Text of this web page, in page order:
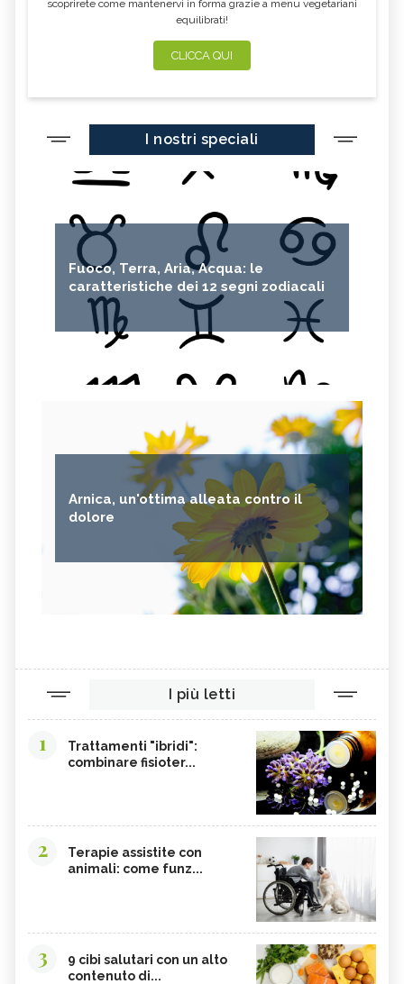
scoprirete come mantenervi in forma grazie a menu vegetariani
equilibrati!
CLICCA QUI
I nostri speciali
Fuoco, Terra, Aria, Acqua: le
caratteristiche dei 12 segni zodiacali
Arnica, un'ottima alleata contro il
dolore
I più letti
1
Trattamenti "ibridi":
combinare fisioter...
2
Terapie assistite con
animali: come funz...
3
9 cibi salutari con un alto
contenuto di...